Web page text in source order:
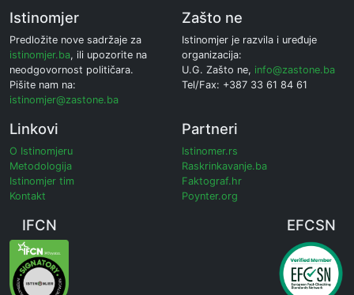
Istinomjer
Predložite nove sadržaje za
istinomjer.ba, ili upozorite na
neodgovornost političara.
Pišite nam na:
istinomjer@zastone.ba
Zašto ne
Istinomjer je razvila i uređuje
organizacija:
U.G. Zašto ne, info@zastone.ba
Tel/Fax: +387 33 61 84 61
Linkovi
O Istinomjeru
Metodologija
Istinomjer tim
Kontakt
Partneri
Istinomer.rs
Raskrinkavanje.ba
Faktograf.hr
Poynter.org
IFCN EFCSN